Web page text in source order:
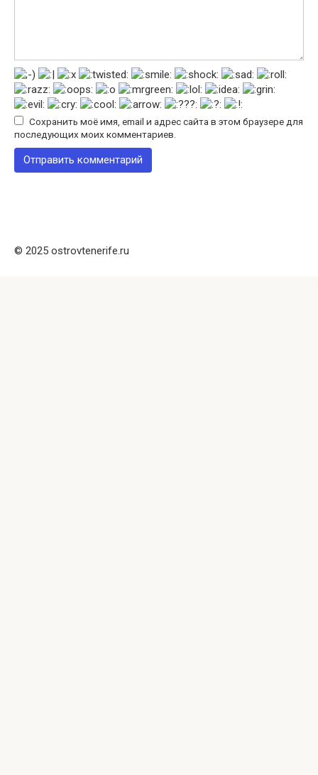
Сохранить моё имя, email и адрес сайта в этом браузере для
последующих моих комментариев.
© 2025 ostrovtenerife.ru